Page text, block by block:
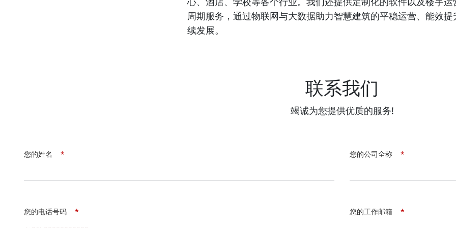
周期服务，通过物联网与大数据助力智慧建筑的平稳运营、能效提
续发展。
联系我们
竭诚为您提供优质的服务!
*
您的姓名 *
您的公司全称
*
您的电话号码 *
您的工作邮箱